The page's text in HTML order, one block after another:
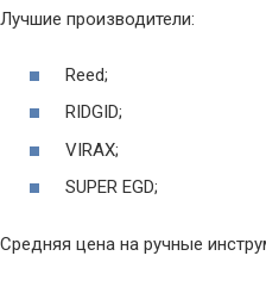
Лучшие производители:
Reed;
RIDGID;
VIRAX;
SUPER EGD;
Средняя цена на ручные